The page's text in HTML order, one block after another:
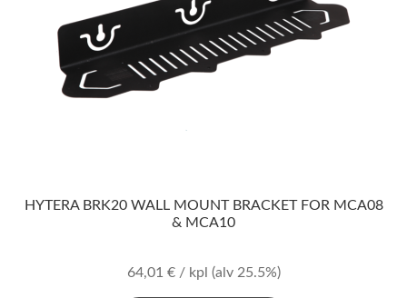
HYTERA BRK20 WALL MOUNT BRACKET FOR MCA08
& MCA10
64,01 €/ kpl (alv 25.5%)